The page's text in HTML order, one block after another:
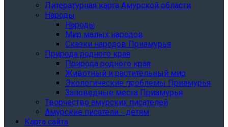
Литературная карта Амурской области
Народы
Народы
Мир малых народов
Сказки народов Приамурья
Природа родного края
Природа родного края
Животный и растительный мир
Экологические проблемы Приамурья
Заповедные места Приамурья
Творчество амурских писателей
Амурские писатели - детям
Карта сайта